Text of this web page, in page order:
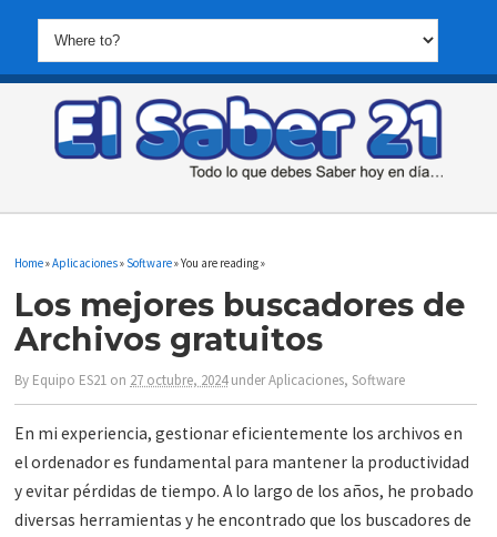
Home»Aplicaciones» Software» You are reading »
Los mejores buscadores de
Archivos gratuitos
By Equipo ES21 on 27 octubre, 2024 underAplicaciones,Software
En mi experiencia, gestionar eficientemente los archivos en
el ordenador es fundamental para mantener la productividad
y evitar pérdidas de tiempo. A lo largo de los años, he probado
diversas herramientas y he encontrado que los buscadores de